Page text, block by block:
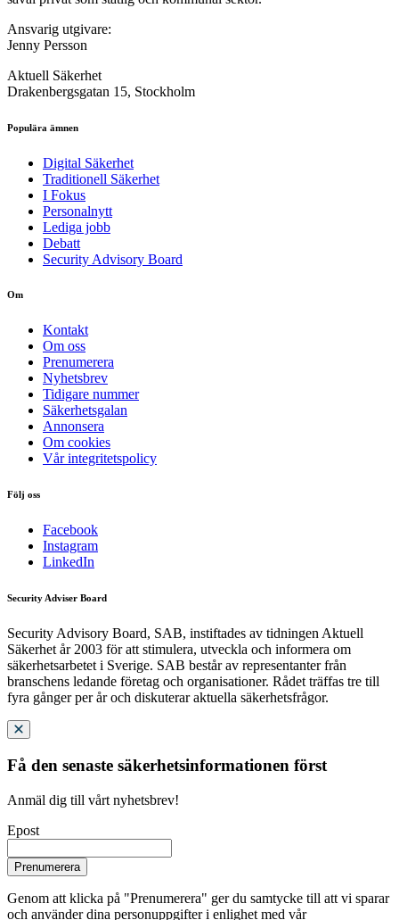
Ansvarig utgivare:
Jenny Persson
Aktuell Säkerhet
Drakenbergsgatan 15, Stockholm
Populära ämnen
Digital Säkerhet
Traditionell Säkerhet
I Fokus
Personalnytt
Lediga jobb
Debatt
Security Advisory Board
Om
Kontakt
Om oss
Prenumerera
Nyhetsbrev
Tidigare nummer
Säkerhetsgalan
Annonsera
Om cookies
Vår integritetspolicy
Följ oss
Facebook
Instagram
LinkedIn
Security Adviser Board
Security Advisory Board, SAB, instiftades av tidningen Aktuell
Säkerhet år 2003 för att stimulera, utveckla och informera om
säkerhetsarbetet i Sverige. SAB består av representanter från
branschens ledande företag och organisationer. Rådet träffas tre till
fyra gånger per år och diskuterar aktuella säkerhetsfrågor.
Få den senaste säkerhetsinformationen först
Anmäl dig till vårt nyhetsbrev!
Epost
Prenumerera
Genom att klicka på "Prenumerera" ger du samtycke till att vi sparar
och använder dina personuppgifter i enlighet med vår